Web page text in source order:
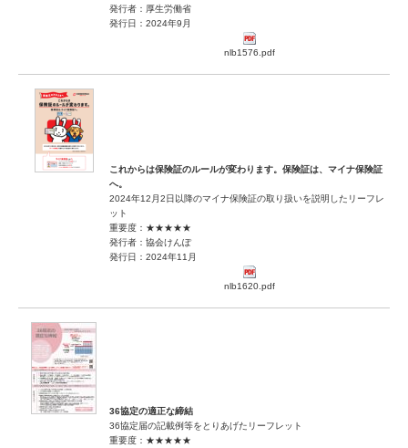
発行者：厚生労働省
発行日：2024年9月
nlb1576.pdf
これからは保険証のルールが変わります。保険証は、マイナ保険証
へ。
2024年12月2日以降のマイナ保険証の取り扱いを説明したリーフレ
ット
重要度：★★★★★
発行者：協会けんぽ
発行日：2024年11月
nlb1620.pdf
36協定の適正な締結
36協定届の記載例等をとりあげたリーフレット
重要度：★★★★★